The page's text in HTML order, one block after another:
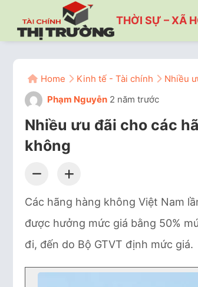
THỜI SỰ – XÃ
Home Kinh tế - Tài chính
Nhiều
Phạm Nguyễn 2 năm trước
Nhiều ưu đãi cho các
không
Các hãng hàng không Việt Nam
được hưởng mức giá bằng 50%
đi, đến do Bộ GTVT định mức giá.